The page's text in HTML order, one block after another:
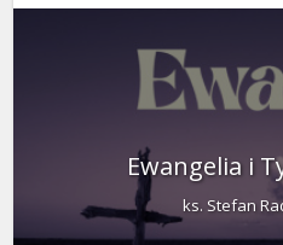
Ewangelia i
ks. Stefan